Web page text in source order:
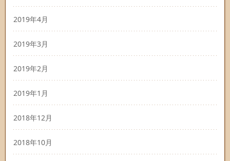
2019年4月
2019年3月
2019年2月
2019年1月
2018年12月
2018年10月